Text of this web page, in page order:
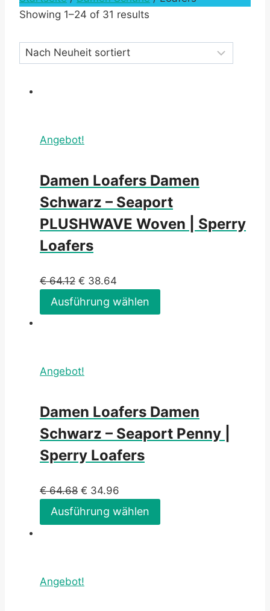
Showing 1–24 of 31 results
Angebot!
Damen Loafers Damen
Schwarz – Seaport
PLUSHWAVE Woven | Sperry
Loafers
€64.12 € 38.64
Ausführung wählen
Angebot!
Damen Loafers Damen
Schwarz – Seaport Penny |
Sperry Loafers
€64.68 € 34.96
Ausführung wählen
Angebot!